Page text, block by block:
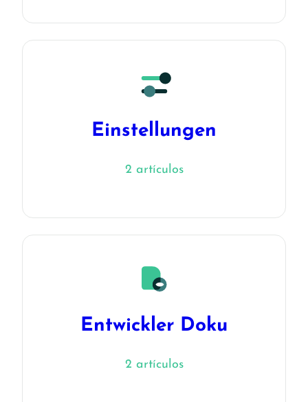
Einstellungen
2 artículos
Entwickler Doku
2 artículos